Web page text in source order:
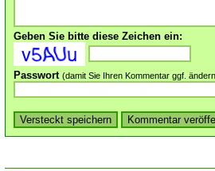
Geben Sie bitte diese Zeichen ein:
Passwort (damit Sie Ihren Kommentar ggf.